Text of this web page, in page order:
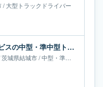
/大型トラックドライバー
株式会社タカラ倉庫運輸サービスの中型・準中型トラックドライバー求人｜茨城県結城市｜月給15万-18万円
茨城県結城市/中型・準中型トラックドライバー